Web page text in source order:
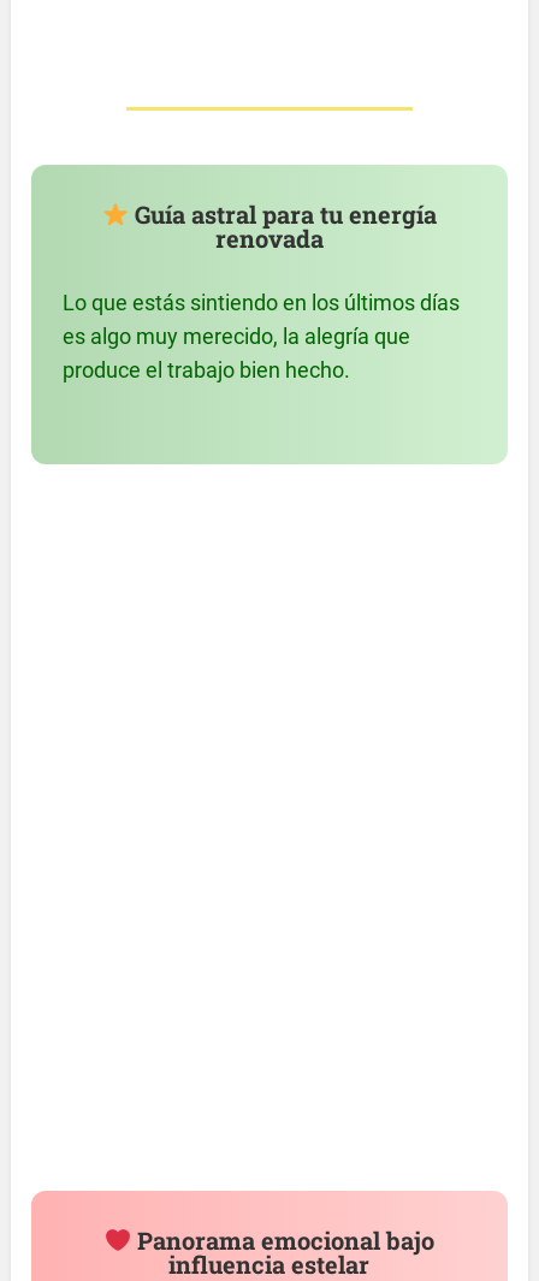
Guía astral para tu energía
renovada
Lo que estás sintiendo en los últimos días
es algo muy merecido, la alegría que
produce el trabajo bien hecho.
Panorama emocional bajo
influencia estelar